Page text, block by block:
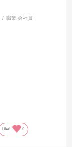
職業:会社員
Like! 0